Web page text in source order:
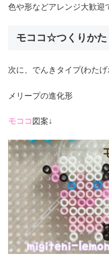
色や形などアレンジ大歓迎
モココ☆つくりかた
次に、でんきタイプ(わた
メリープの進化形
モココ 図案↓